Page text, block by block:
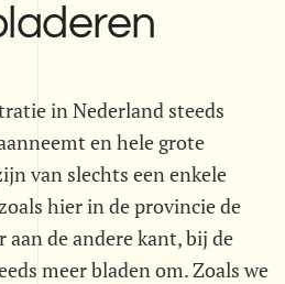
in Nederland steeds
en hele grote
van slechts een enkele
hier in de provincie de
aan de andere kant, bij de
meer bladen om. Zoals we